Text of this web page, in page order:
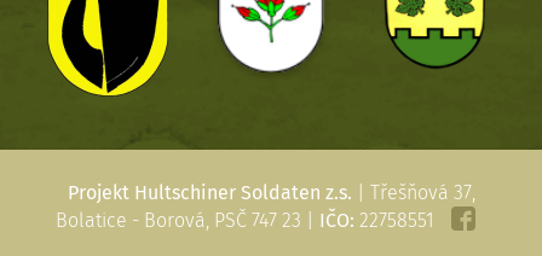
Projekt Hultschiner Soldaten z.s. | Třešňová 37,
Bolatice - Borová, PSČ 747 23 | IČO: 22758551